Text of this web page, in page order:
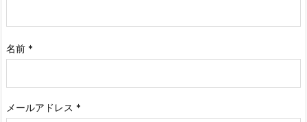
名前 *
メールアドレス *